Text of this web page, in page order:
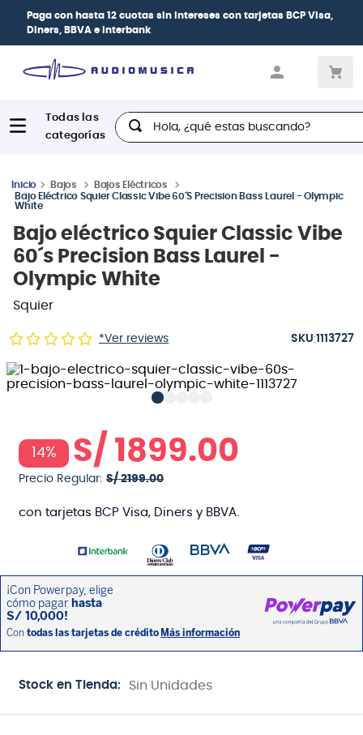
Paga con hasta 12 cuotas sin intereses con tarjetas BCP Visa,
Diners, BBVA e Interbank
Hola, ¿qué estas buscando?
Bajos
Bajos Eléctricos
Bajo Eléctrico Squier Classic Vibe 60´s Precision Bass Laurel - Olympic
White
Bajo eléctrico Squier Classic Vibe
60´s Precision Bass Laurel -
Olympic White
Squier
*Ver reviews :1113727
14% S/ 1899.00
Precio Regular: S/ 2199.00
con tarjetas BCP Visa, Diners y BBVA.
Stock en Tienda: Sin Unidades